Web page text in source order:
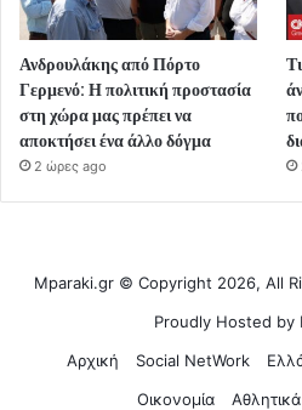
Ανδρουλάκης από Πόρτο
Γερμενό: Η πολιτική προστασία
στη χώρα μας πρέπει να
αποκτήσει ένα άλλο δόγμα
2 ώρες ago
Mparaki.gr © Copyright 2026, All
Proudly Hosted by
Αρχική
Social NetWork
Οικονομία
Αθλητικά